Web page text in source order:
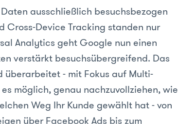
ausschließlich besuchsbezogen
Cross-Device Tracking standen nur
Analytics geht Google nun einen
verstärkt besuchsübergreifend. Das
überarbeitet - mit Fokus auf Multi-
möglich, genau nachzuvollziehen, wie
Weg Ihr Kunde gewählt hat - von
über Facebook Ads bis zum